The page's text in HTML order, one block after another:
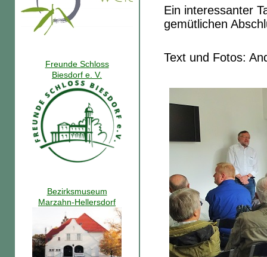
Ein interessanter
gemütlichen
Text und Fotos:
Freunde Schloss
Biesdorf e. V.
Bezirksmuseum
Marzahn-Hellersdorf